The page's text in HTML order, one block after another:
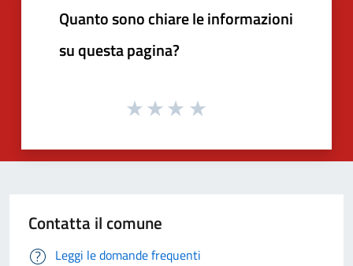
Quanto sono chiare le informazioni
su questa pagina?
Contatta il comune
Leggi le domande frequenti